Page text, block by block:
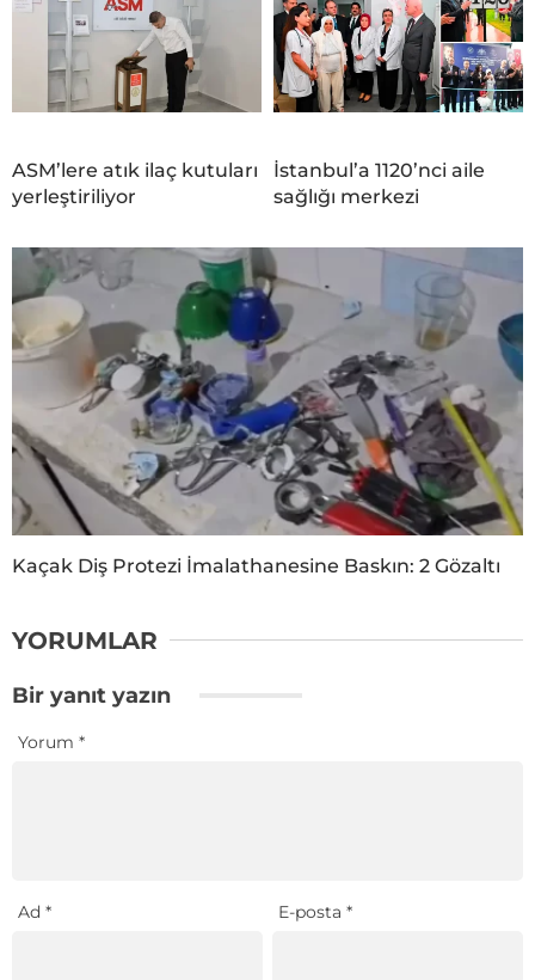
ASM’lere atık ilaç kutuları
yerleştiriliyor
İstanbul’a 1120’nci aile
sağlığı merkezi
Kaçak Diş Protezi İmalathanesine Baskın: 2 Gözaltı
YORUMLAR
Bir yanıt yazın
Yorum *
Ad * E-posta*